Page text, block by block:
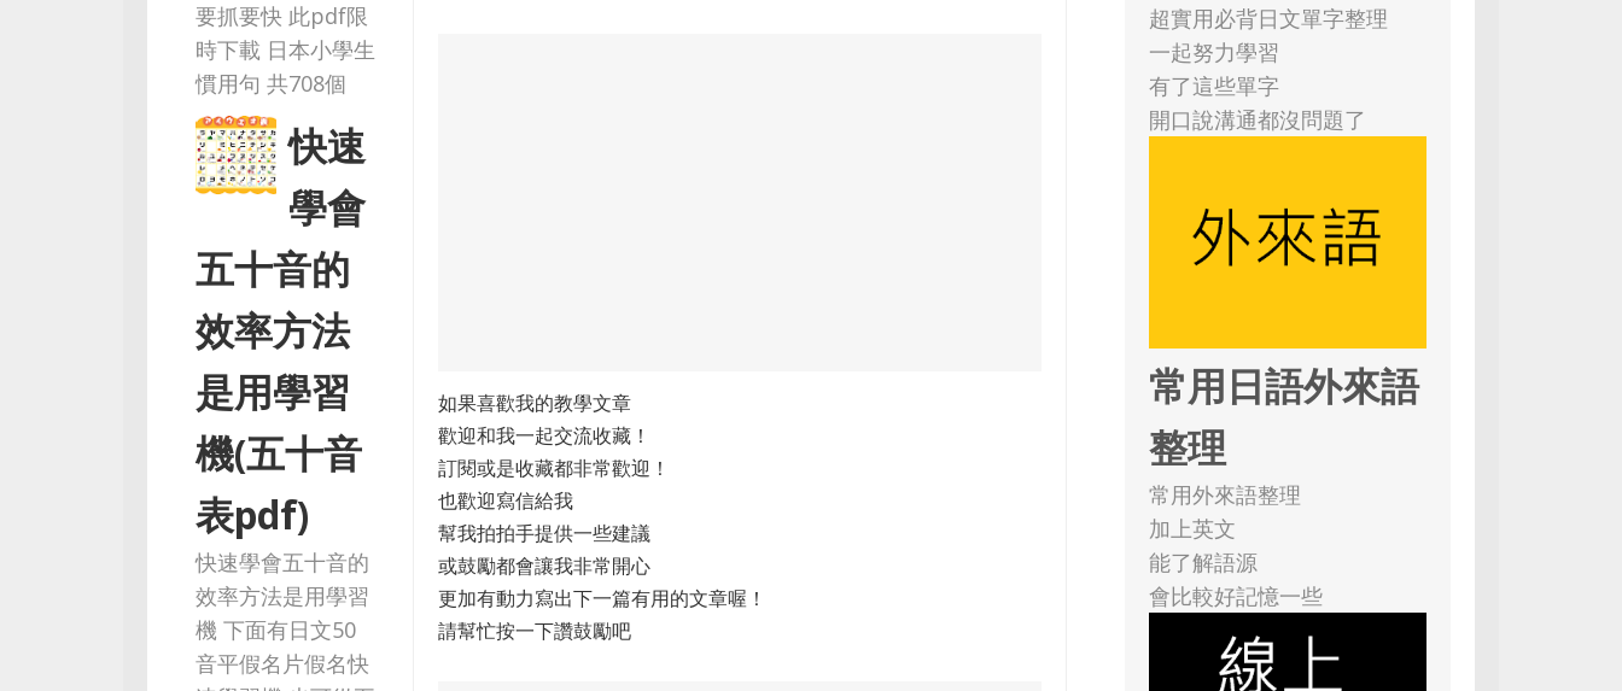
要抓要快 此pdf限
時下載 日本小學生
慣用句 共708個
快速
學會
五十音的
效率方法
是用學習
機(五十音
表pdf)
快速學會五十音的
效率方法是用學習
機 下面有日文50
音平假名片假名快
如果喜歡我的教學文章
歡迎和我一起交流收藏！
訂閱或是收藏都非常歡迎！
也歡迎寫信給我
幫我拍拍手提供一些建議
或鼓勵都會讓我非常開心
更加有動力寫出下一篇有用的文章喔！
請幫忙按一下讚鼓勵吧
超實用必背日文單字整理
一起努力學習
有了這些單字
開口說溝通都沒問題了
常用日語外來語
整理
常用外來語整理
加上英文
能了解語源
會比較好記憶一些